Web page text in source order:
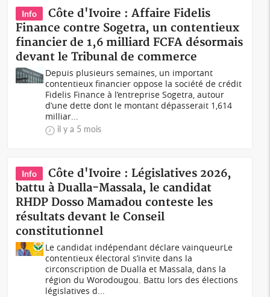
Info
Côte d'Ivoire : Affaire Fidelis
Finance contre Sogetra, un contentieux
financier de 1,6 milliard FCFA désormais
devant le Tribunal de commerce
Depuis plusieurs semaines, un important
contentieux financier oppose la société de crédit
Fidelis Finance à l’entreprise Sogetra, autour
d’une dette dont le montant dépasserait 1,614
milliar...
il y a 5 mois
Info
Côte d'Ivoire : Législatives 2026,
battu à Dualla-Massala, le candidat
RHDP Dosso Mamadou conteste les
résultats devant le Conseil
constitutionnel
Le candidat indépendant déclare vainqueurLe
contentieux électoral s’invite dans la
circonscription de Dualla et Massala, dans la
région du Worodougou. Battu lors des élections
législatives d...